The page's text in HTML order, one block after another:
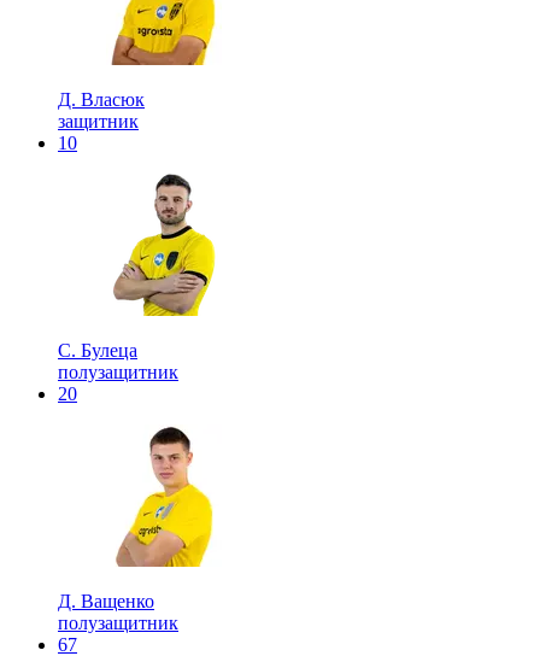
Д. Власюк
защитник
10
С. Булеца
полузащитник
20
Д. Ващенко
полузащитник
67